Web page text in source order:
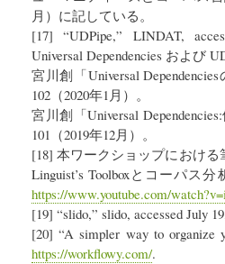
月）に記している。
[17] “UDPipe,” LINDAT,
Universal Dependencies および
宮川創「Universal
102（2020年1月）。
宮川創「Universal
101（2019年12月）。
[18] 本ワークショップにおけ
Linguist’s Toolboxとコーパス
https://www.youtube.com/
[19] “slido,” slido, accessed July
[20] “A simpler way to organize
https://workflowy.com/.